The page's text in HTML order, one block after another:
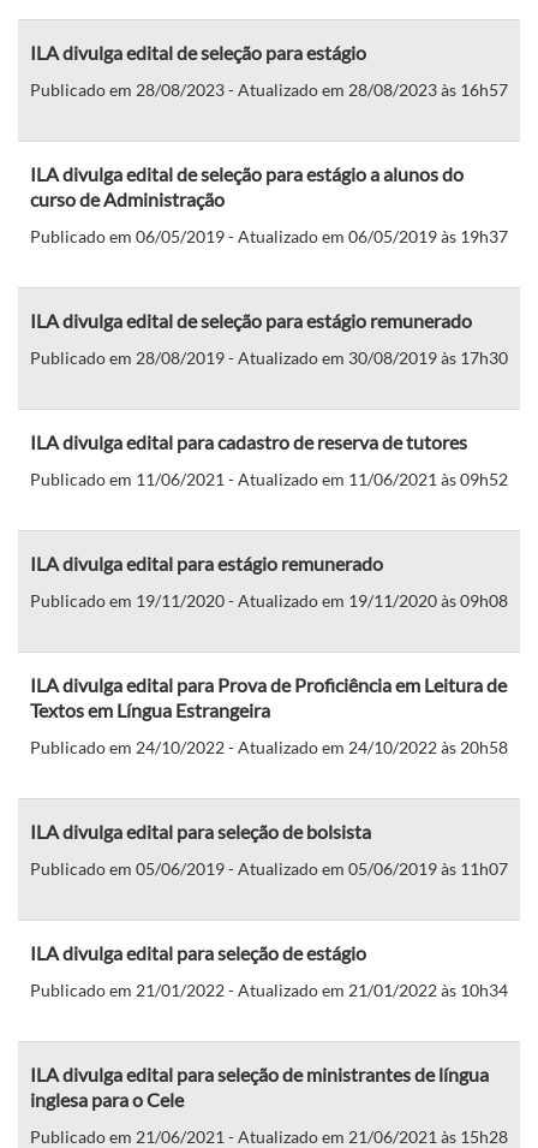
ILA divulga edital de seleção para estágio
Publicado em 28/08/2023 - Atualizado em 28/08/2023 às 16h57
ILA divulga edital de seleção para estágio a alunos do
curso de Administração
Publicado em 06/05/2019 - Atualizado em 06/05/2019 às 19h37
ILA divulga edital de seleção para estágio remunerado
Publicado em 28/08/2019 - Atualizado em 30/08/2019 às 17h30
ILA divulga edital para cadastro de reserva de tutores
Publicado em 11/06/2021 - Atualizado em 11/06/2021 às 09h52
ILA divulga edital para estágio remunerado
Publicado em 19/11/2020 - Atualizado em 19/11/2020 às 09h08
ILA divulga edital para Prova de Proficiência em Leitura de
Textos em Língua Estrangeira
Publicado em 24/10/2022 - Atualizado em 24/10/2022 às 20h58
ILA divulga edital para seleção de bolsista
Publicado em 05/06/2019 - Atualizado em 05/06/2019 às 11h07
ILA divulga edital para seleção de estágio
Publicado em 21/01/2022 - Atualizado em 21/01/2022 às 10h34
ILA divulga edital para seleção de ministrantes de língua
inglesa para o Cele
Publicado em 21/06/2021 - Atualizado em 21/06/2021 às 15h28